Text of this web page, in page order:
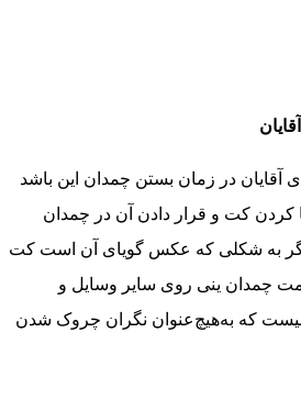
آقایان در زمان بستن چمدان این باشد
کت و قرار دادن آن در چمدان
به شکلی که عکس گویای آن است کت
چمدان ینی روی سایر وسایل و
نیست که به‌هیچ‌عنوان نگران چروک شدن